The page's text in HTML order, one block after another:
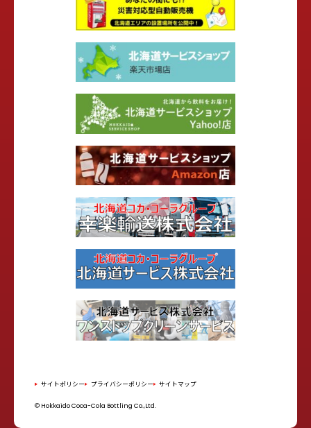
サイトポリシー プライバシーポリシー サイトマップ
© Hokkaido Coca-Cola Bottling Co.,Ltd.